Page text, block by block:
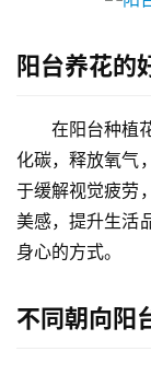
阳台养花的
在阳台种植
化碳，释放氧气
于缓解视觉疲劳
美感，提升生活
身心的方式。
不同朝向阳